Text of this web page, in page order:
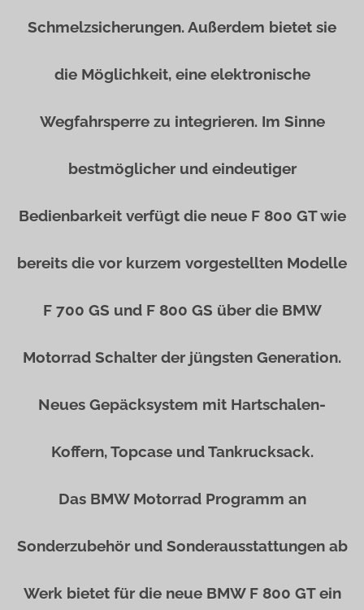
Schmelzsicherungen. Außerdem bietet sie
die Möglichkeit, eine elektronische
Wegfahrsperre zu integrieren. Im Sinne
bestmöglicher und eindeutiger
Bedienbarkeit verfügt die neue F 800 GT wie
bereits die vor kurzem vorgestellten Modelle
F 700 GS und F 800 GS über die BMW
Motorrad Schalter der jüngsten Generation.
Neues Gepäcksystem mit Hartschalen-
Koffern, Topcase und Tankrucksack.
Das BMW Motorrad Programm an
Sonderzubehör und Sonderausstattungen ab
Werk bietet für die neue BMW F 800 GT ein